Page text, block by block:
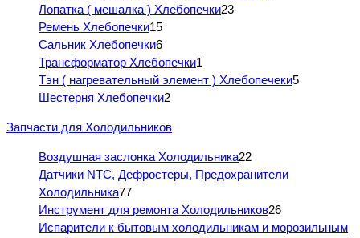
Лопатка ( мешалка ) Хлебопечки23
Ремень Хлебопечки15
Сальник Хлебопечки6
Трансформатор Хлебопечки1
Тэн ( нагревательный элемент ) Хлебопечеки5
Шестерня Хлебопечки2
Запчасти для Холодильников
Воздушная заслонка Холодильника22
Датчики NTC, Дефростеры, Предохранители
Холодильника77
Инструмент для ремонта Холодильников26
Испарители к бытовым холодильникам и морозильным